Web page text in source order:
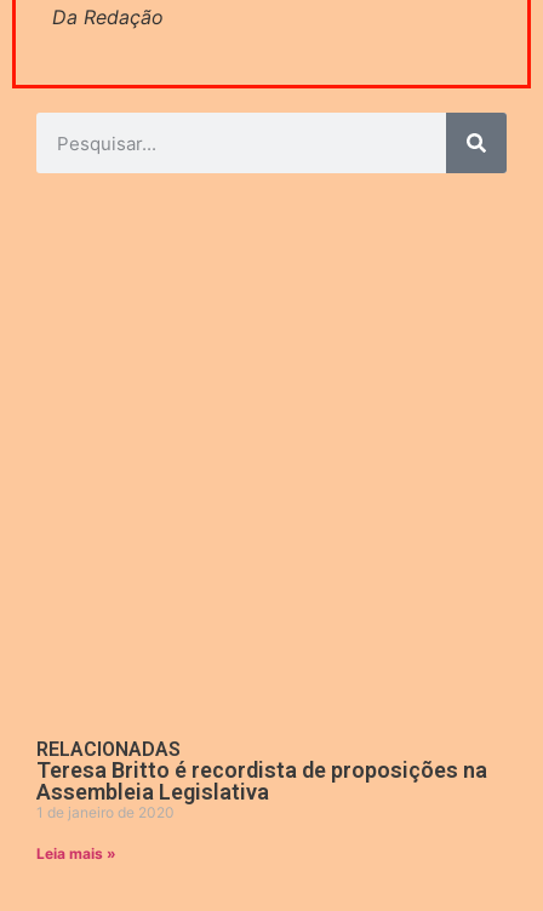
Da Redação
RELACIONADAS
Teresa Britto é recordista de proposições na
Assembleia Legislativa
1 de janeiro de 2020
Leia mais »